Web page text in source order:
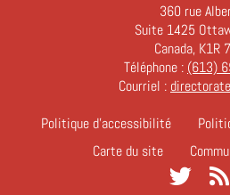
360 rue
Suite 1425
Canada, K1R
Téléphone : (613)
Courriel :
Politique d’accessibilité
Carte du site